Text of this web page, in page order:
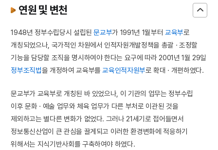
연원 및 변천
1948년 정부수립당시 설립된문교부가 1991년 1월부터 교육부로
개칭되었으나, 국가적인 차원에서 인적자원개발정책을 총괄 · 조정할
기능을 담당할 조직을 명시하여야 한다는 요구에 따라 2001년 1월 29일
정부조직법을 개정하여 교육부를교육인적자원부로 확대 · 개편하였다.
문교부가 교육부로 개칭된 바 있었으나, 이 기관의 업무는 정부수립
이후 문화 · 예술 업무와 체육 업무가 다른 부처로 이관된 것을
제외하고는 별다른 변화가 없었다. 그러나 21세기로 접어들면서
정보통신산업이 큰 관심을 끌게되고 이러한 환경변화에 적응하기
위해서는 지식기반사회를 구축하여야 하였다.